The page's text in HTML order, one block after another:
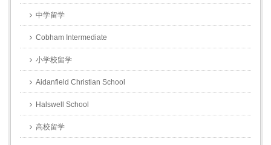
中学留学
Cobham Intermediate
小学校留学
Aidanfield Christian School
Halswell School
高校留学